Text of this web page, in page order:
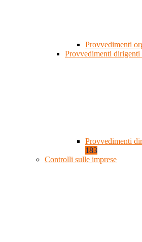
Provvedimenti
Provvedimenti
Provvedimenti
183
Controlli sulle imprese